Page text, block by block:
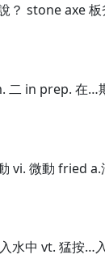
stone axe
in prep. 在…
vi. 微動 fried
中 vt. 猛按…